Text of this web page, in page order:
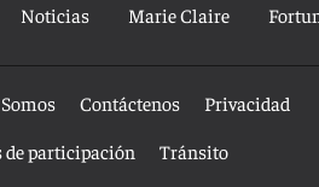
Noticias Marie Claire
Contáctenos
Privacidad
de participación Tránsito